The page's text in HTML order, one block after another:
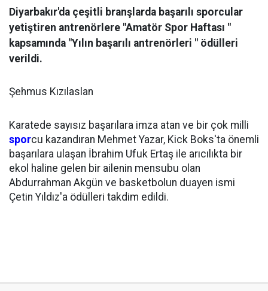
Diyarbakır'da çeşitli branşlarda başarılı sporcular
yetiştiren antrenörlere "Amatör Spor Haftası "
kapsamında "Yılın başarılı antrenörleri " ödülleri
verildi.
Şehmus Kızılaslan
Karatede sayısız başarılara imza atan ve bir çok milli
sporcu kazandıran Mehmet Yazar, Kick Boks'ta önemli
başarılara ulaşan İbrahim Ufuk Ertaş ile arıcılıkta bir
ekol haline gelen bir ailenin mensubu olan
Abdurrahman Akgün ve basketbolun duayen ismi
Çetin Yıldız'a ödülleri takdim edildi.